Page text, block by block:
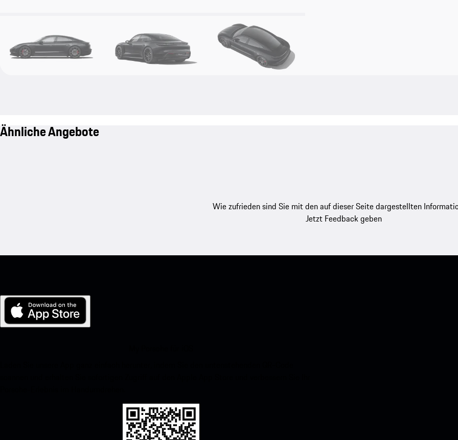
Ähnliche Angebote
Wie zufrieden sind Sie mit den auf dieser Seite dargestellten
Jetzt Feedback geben